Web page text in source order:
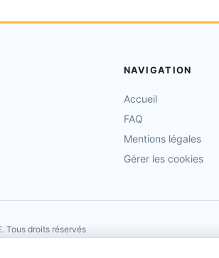
NAVIGATION
Accueil
FAQ
Mentions légales
Gérer les cookies
. Tous droits réservés